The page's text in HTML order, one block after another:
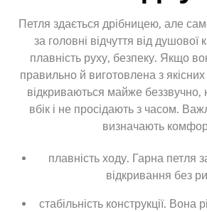
Петля здається дрібницею, але
за головні відчуття від душової
плавність руху, безпеку. Якщо
правильно й виготовлена з якісних
відкриваються майже беззвучно,
вбік і не просідають з часом.
визначають
плавність ходу. Гарна петля
відкривання без
стабільність конструкції. Вона